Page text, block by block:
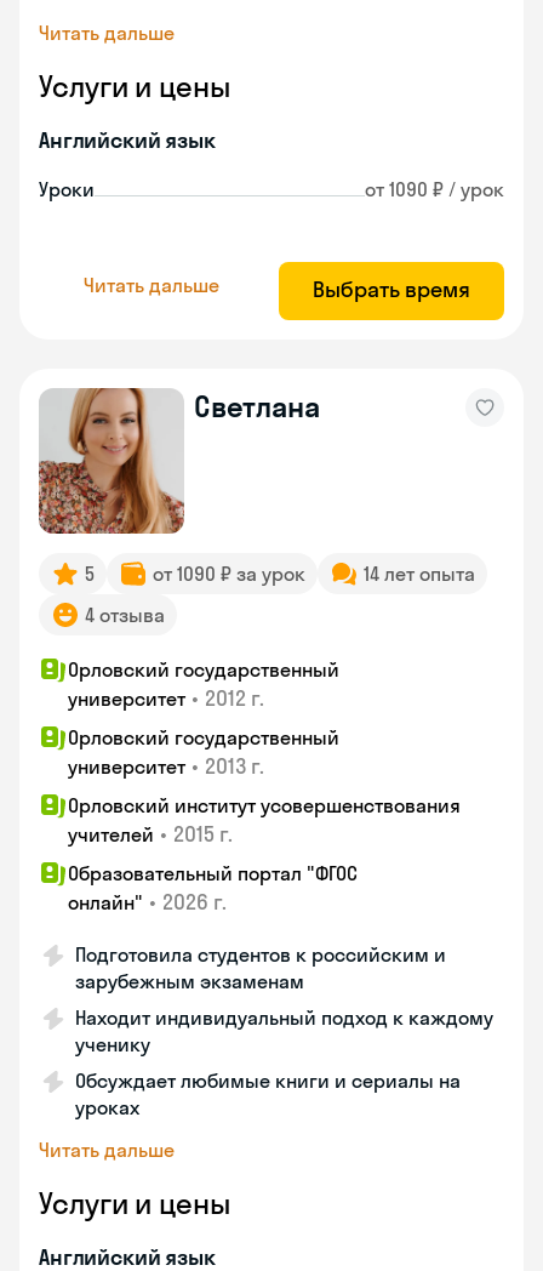
Читать дальше
Услуги и цены
Английский язык
Уроки от 1090 ₽ / урок
Читать дальше Выбрать время
Светлана
5 от 1090 ₽ за урок
14 лет опыта
4 отзыва
Орловский государственный
университет • 2012 г.
Орловский государственный
университет • 2013 г.
Орловский институт усовершенствования
учителей • 2015 г.
Образовательный портал "ФГОС
онлайн" • 2026 г.
Подготовила студентов к российским и
зарубежным экзаменам
Находит индивидуальный подход к каждому
ученику
Обсуждает любимые книги и сериалы на
уроках
Читать дальше
Услуги и цены
Английский язык